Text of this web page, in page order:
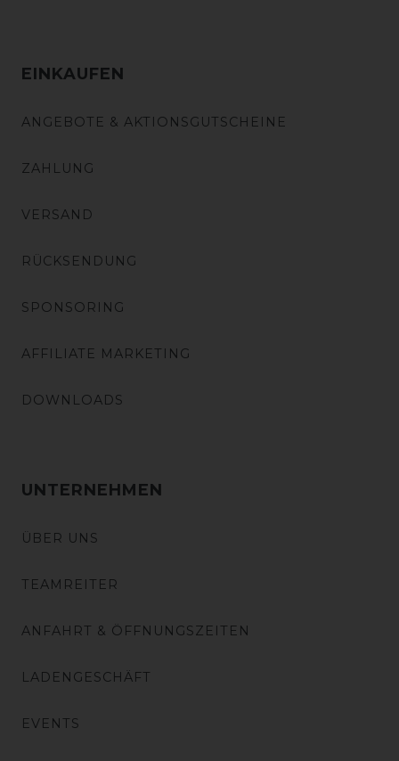
EINKAUFEN
ANGEBOTE & AKTIONSGUTSCHEINE
ZAHLUNG
VERSAND
RÜCKSENDUNG
SPONSORING
AFFILIATE MARKETING
DOWNLOADS
UNTERNEHMEN
ÜBER UNS
TEAMREITER
ANFAHRT & ÖFFNUNGSZEITEN
LADENGESCHÄFT
EVENTS